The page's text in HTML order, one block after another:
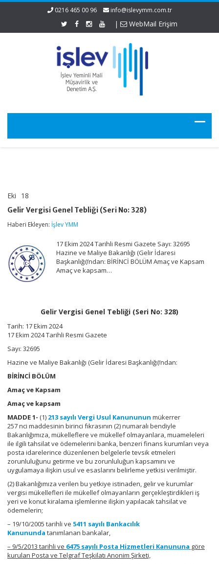
0216 465 00 96 info@islevymm.com.tr
| WebMail Erişim
Eki 18
Genel
Tebliği
(Seri
için
Gelir Vergisi Genel Tebliği (Seri No: 328)
Haberi Ekleyen: İşlev YMM
17 Ekim 2024 Tarihli Resmi Gazete Sayı: 32695
Hazine ve Maliye Bakanlığı (Gelir İdaresi
Başkanlığı)’ndan: BİRİNCİ BÖLÜM Amaç ve Kapsam
Amaç ve kapsam…
Gelir Vergisi Genel Tebliği (Seri No: 328)
Tarih: 17 Ekim 2024
17 Ekim 2024 Tarihli Resmi Gazete
Sayı: 32695
Hazine ve Maliye Bakanlığı (Gelir İdaresi Başkanlığı)’ndan:
BİRİNCİ BÖLÜM
Amaç ve Kapsam
Amaç ve kapsam
MADDE 1- (1) 213 sayılı Vergi Usul Kanununun mükerrer
257 nci maddesinin birinci fıkrasının (2) numaralı bendiyle
Bakanlığımıza, mükelleflere ve mükellef olmayanlara, muameleleri
ile ilgili tahsilat ve ödemelerini banka, benzeri finans kurumları veya
posta idarelerince düzenlenen belgelerle tevsik etmeleri
zorunluluğunu getirme ve bu zorunluluğun kapsamını ve
uygulamaya ilişkin usul ve esaslarını belirleme yetkisi verilmiştir.
(2) Bakanlığımıza verilen bu yetkiye istinaden, gelir ve kurumlar
vergisi mükellefleri ile mükellef olmayanların gerçekleştirdikleri iş
yeri ve konut kiralama işlemlerine ilişkin yapılacak tahsilat ve
ödemelerin;
– 19/10/2005 tarihli ve 5411 sayılı Bankacılık
Kanununda tanımlanan bankalar,
– 9/5/2013 tarihli ve 6475 sayılı Posta Hizmetleri Kanununa göre
kurulan Posta ve Telgraf Teşkilatı Anonim Şirketi,